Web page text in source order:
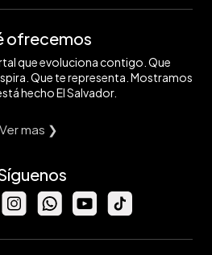
ofrecemos
que evoluciona contigo. Que
Que te representa. Mostramos
hecho El Salvador.
Ver mas ❯